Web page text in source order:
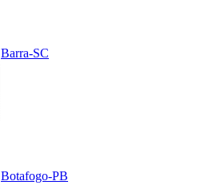
Barra-SC
Botafogo-PB